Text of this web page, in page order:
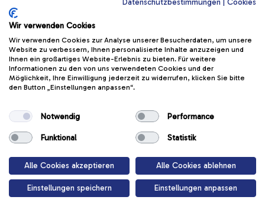
Datenschutzbestimmungen Cookies
Wir verwenden Cookies
Wir verwenden Cookies zur Analyse unserer Besucherdaten, um unsere
Website zu verbessern, Ihnen personalisierte Inhalte anzuzeigen und
Ihnen ein großartiges Website-Erlebnis zu bieten. Für weitere
Informationen zu den von uns verwendeten Cookies und der
Möglichkeit, Ihre Einwilligung jederzeit zu widerrufen, klicken Sie bitte
den Button „Einstellungen anpassen“.
Notwendig Performance
Funktional Statistik
Alle Cookies akzeptieren Alle Cookies ablehnen
Einstellungen speichern Einstellungen anpassen
Achtung Piste
nur auf bestimmten Wegen erlaubt ist: